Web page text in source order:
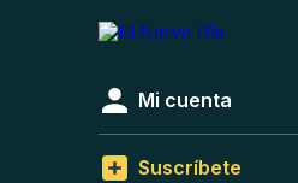
Mi cuenta
Suscríbete